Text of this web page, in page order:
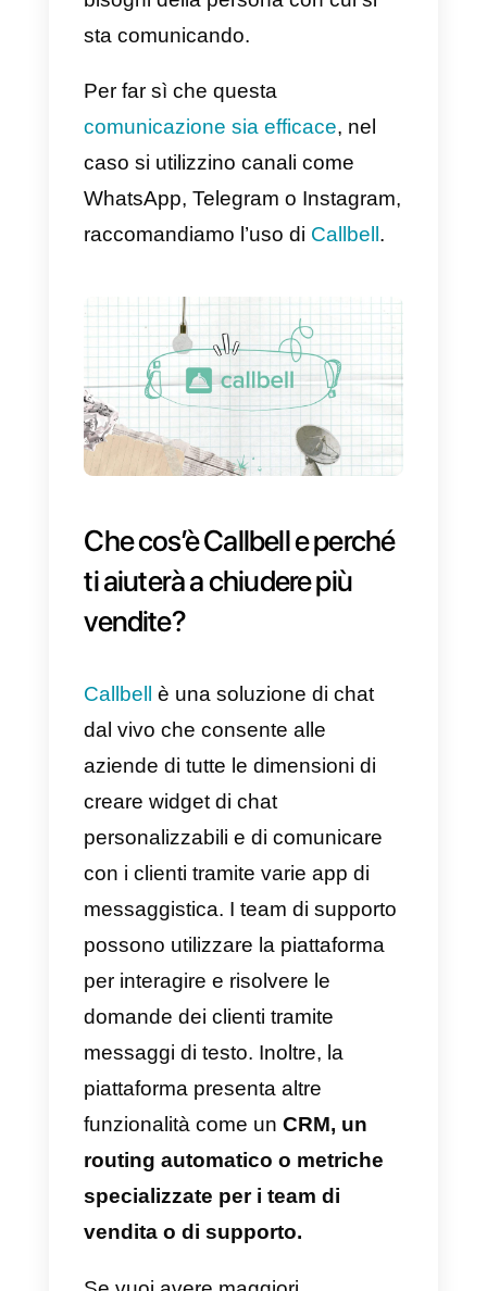
adeguatamente a tutti i clienti.
Questo ti assicura una
preparazione continua ed
esaustiva per tutte le domande
che ti potranno fare.
intelligente
Uno dei modi più efficaci per
ridurre lo sforzo e aumentare il
ROI è lavorare in maniera più
intelligente.
Le vendite si ottengono
le attività senza valore e dando
priorità a attività come
l’apprendimento diCallbell
comprendendo per bene e in
maniera rapida l’intero strumento,
l’utilizzo delle funzionalità di
routing automatico, metriche e
CRM.
ConCallbellpotrai parlare con
tutti i tuoi clienti ovunque essi si
trovino e da qualsiasi dispositivo.
Inoltre, avrai a tua disposizione
diversi strumenti e funzionalità
extra da vendere.